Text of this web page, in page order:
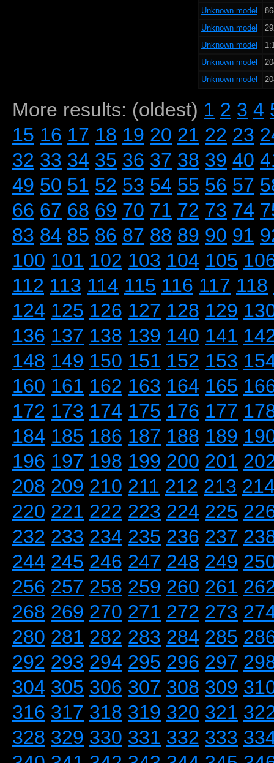
Unknown model
Unknown model
Unknown model
Unknown model
Unknown model
More results: (oldest) 1 2 3 4
15 16 17 18 19 20 21 22 23
32 33 34 35 36 37 38 39 40
49 50 51 52 53 54 55 56 57
66 67 68 69 70 71 72 73 74
83 84 85 86 87 88 89 90 91
100 101 102 103 104 105
112 113 114 115 116 117 118
124 125 126 127 128 129
136 137 138 139 140 141
148 149 150 151 152 153
160 161 162 163 164 165
172 173 174 175 176 177
184 185 186 187 188 189
196 197 198 199 200 201
208 209 210 211 212 213
220 221 222 223 224 225
232 233 234 235 236 237
244 245 246 247 248 249
256 257 258 259 260 261
268 269 270 271 272 273
280 281 282 283 284 285
292 293 294 295 296 297
304 305 306 307 308 309
316 317 318 319 320 321
328 329 330 331 332 333